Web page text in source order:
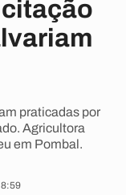
praticadas por
Agricultora
em Pombal.